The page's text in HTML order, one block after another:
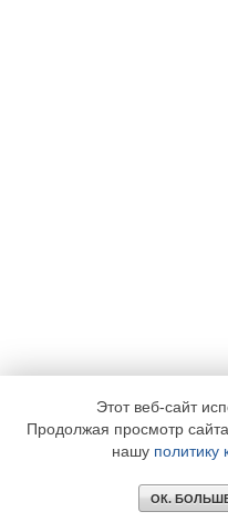
Этот веб-сайт
Продолжая просмотр
нашу политику
ОК.